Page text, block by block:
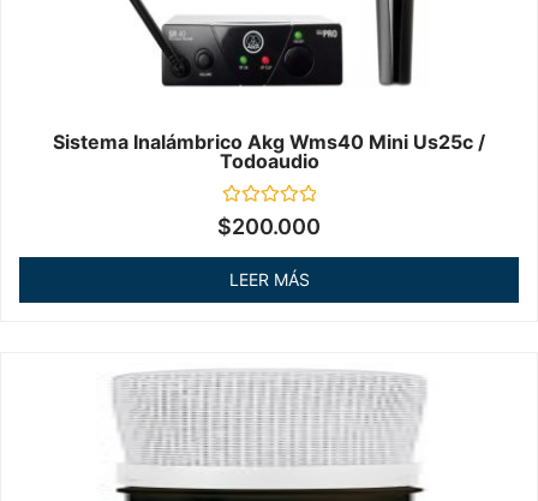
Sistema Inalámbrico Akg Wms40 Mini Us25c /
Todoaudio
Valorado
en
$200.000
LEER MÁS